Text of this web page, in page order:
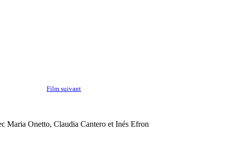
Film suivant
Maria Onetto, Claudia Cantero et Inés Efron